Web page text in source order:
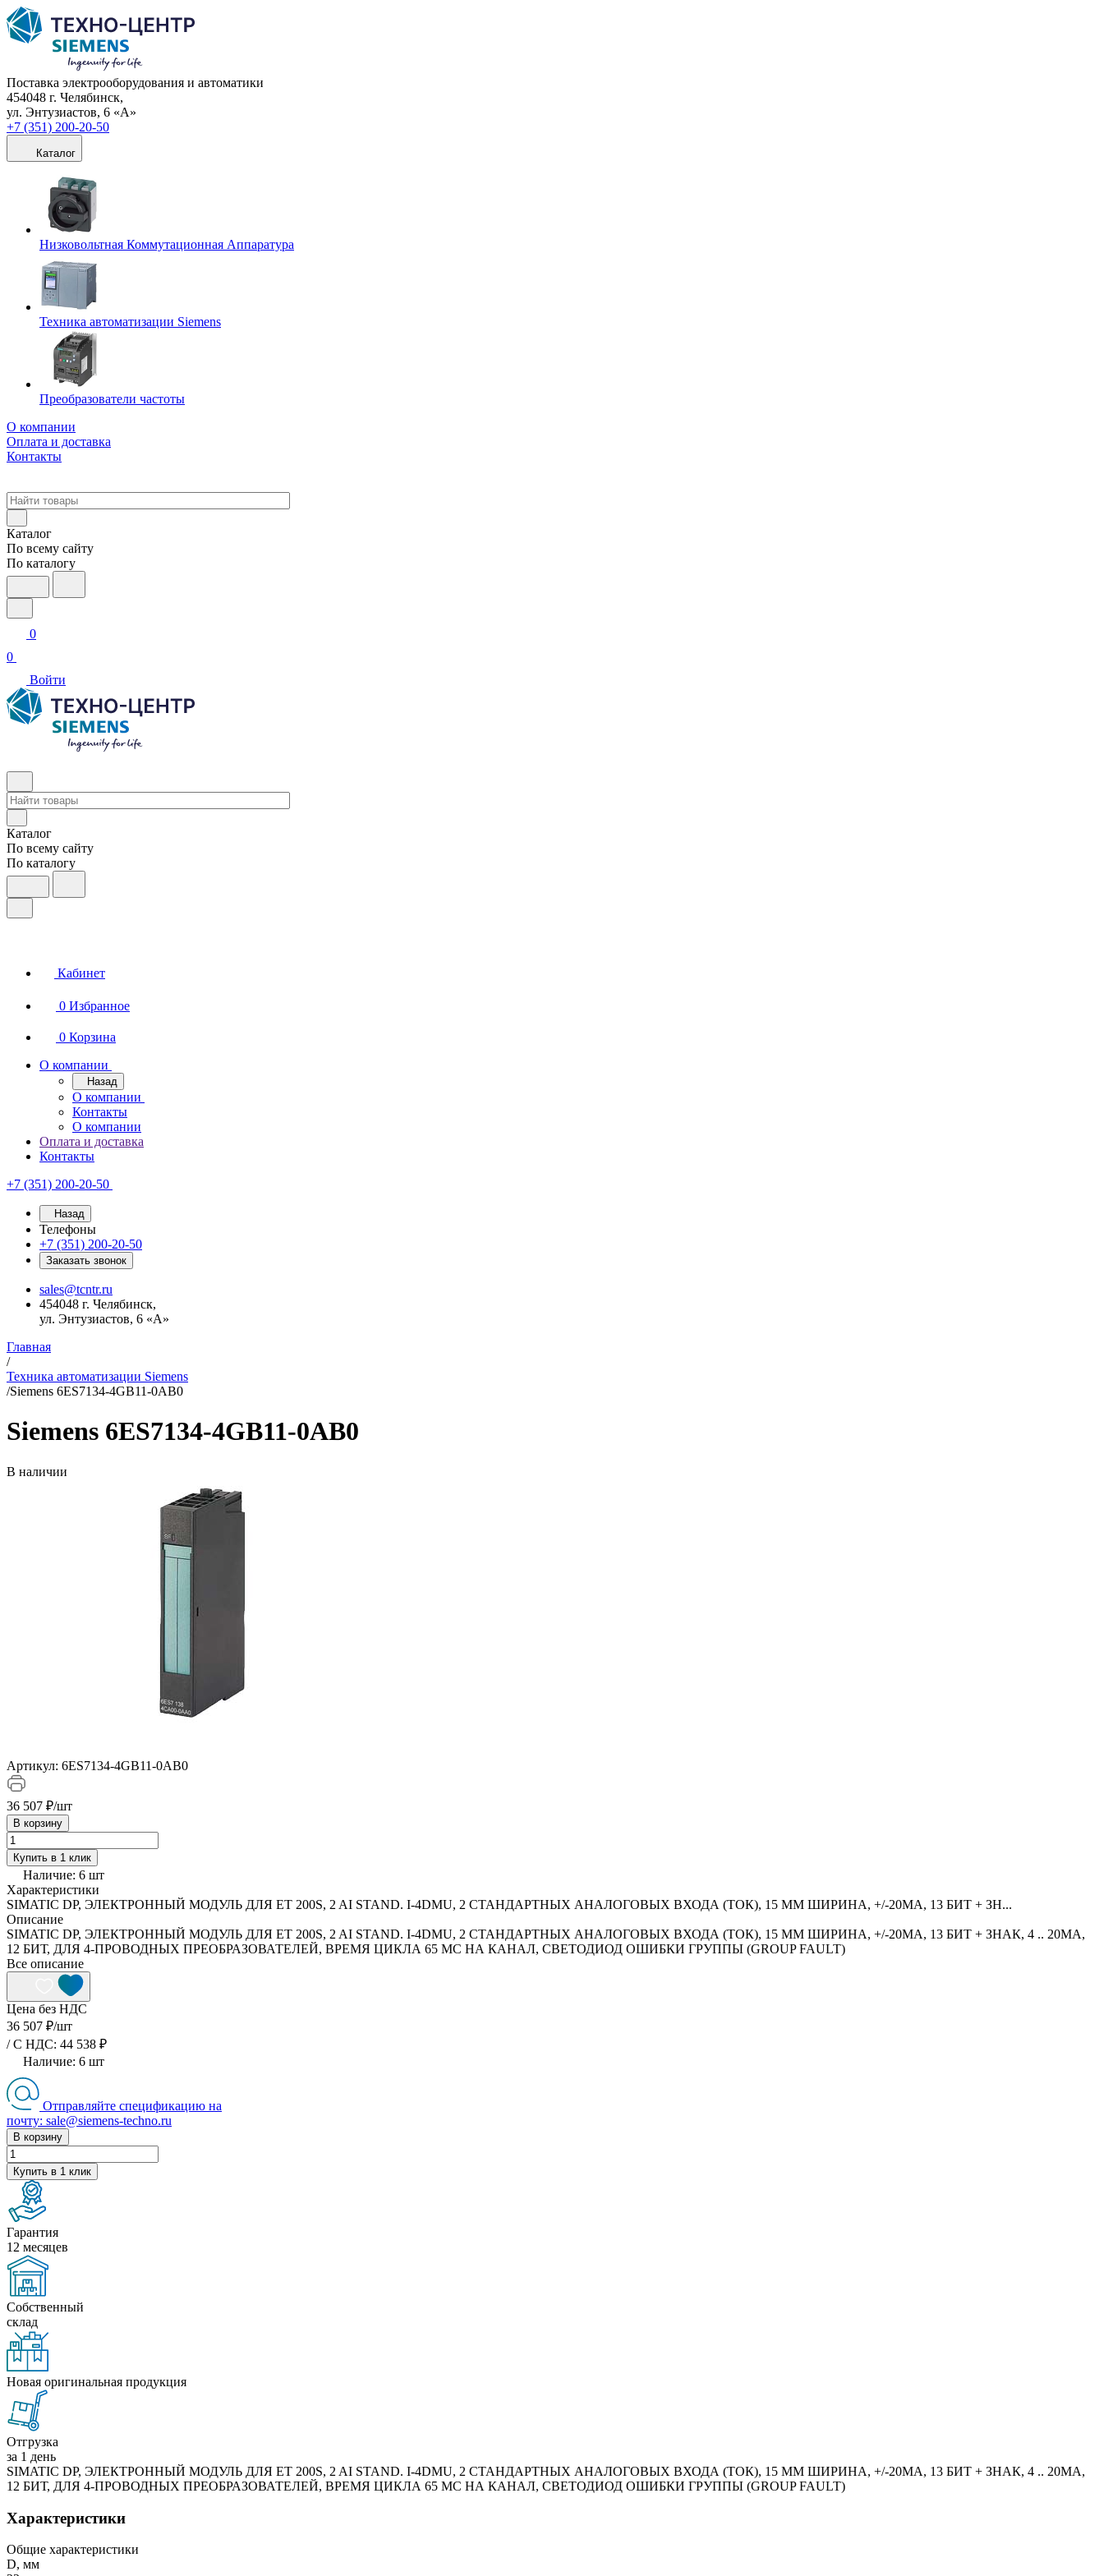
Поставка электрооборудования и автоматики
454048 г. Челябинск,
ул. Энтузиастов, 6 «А»
+7 (351) 200-20-50
Каталог
Низковольтная Коммутационная Аппаратура
Техника автоматизации Siemens
Преобразователи частоты
О компании
Оплата и доставка
Контакты
Каталог
По всему сайту
По каталогу
0
0
Войти
Каталог
По всему сайту
По каталогу
Кабинет
0 Избранное
0 Корзина
О компании
Назад
О компании
Контакты
О компании
Оплата и доставка
Контакты
+7 (351) 200-20-50
Назад
Телефоны
+7 (351) 200-20-50
Заказать звонок
sales@tcntr.ru
454048 г. Челябинск,
ул. Энтузиастов, 6 «А»
Главная
/
Техника автоматизации Siemens
/Siemens 6ES7134-4GB11-0AB0
Siemens 6ES7134-4GB11-0AB0
В наличии
Артикул: 6ES7134-4GB11-0AB0
36 507 ₽/шт
В корзину
Купить в 1 клик
Наличие: 6 шт
Характеристики
SIMATIC DP, ЭЛЕКТРОННЫЙ МОДУЛЬ ДЛЯ ET 200S, 2 AI STAND. I-4DMU, 2 СТАНДАРТНЫХ АНАЛОГОВЫХ ВХОДА (ТОК), 15 MM ШИРИНА, +/-20MA, 13 БИТ + ЗН...
Описание
SIMATIC DP, ЭЛЕКТРОННЫЙ МОДУЛЬ ДЛЯ ET 200S, 2 AI STAND. I-4DMU, 2 СТАНДАРТНЫХ АНАЛОГОВЫХ ВХОДА (ТОК), 15 MM ШИРИНА, +/-20MA, 13 БИТ + ЗНАК, 4 .. 20MA,
12 БИТ, ДЛЯ 4-ПРОВОДНЫХ ПРЕОБРАЗОВАТЕЛЕЙ, ВРЕМЯ ЦИКЛА 65 МС НА КАНАЛ, СВЕТОДИОД ОШИБКИ ГРУППЫ (GROUP FAULT)
Все описание
Цена без НДС
36 507 ₽/шт
/ C НДС: 44 538 ₽
Наличие: 6 шт
Отправляйте спецификацию на
почту: sale@siemens-techno.ru
В корзину
Купить в 1 клик
Гарантия
12 месяцев
Собственный
склад
Новая оригинальная продукция
Отгрузка
за 1 день
SIMATIC DP, ЭЛЕКТРОННЫЙ МОДУЛЬ ДЛЯ ET 200S, 2 AI STAND. I-4DMU, 2 СТАНДАРТНЫХ АНАЛОГОВЫХ ВХОДА (ТОК), 15 MM ШИРИНА, +/-20MA, 13 БИТ + ЗНАК, 4 .. 20MA,
12 БИТ, ДЛЯ 4-ПРОВОДНЫХ ПРЕОБРАЗОВАТЕЛЕЙ, ВРЕМЯ ЦИКЛА 65 МС НА КАНАЛ, СВЕТОДИОД ОШИБКИ ГРУППЫ (GROUP FAULT)
Характеристики
Общие характеристики
D, мм